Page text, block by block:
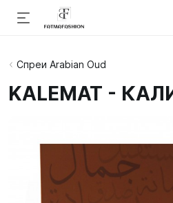
Спреи Arabian Oud
KALEMAT -